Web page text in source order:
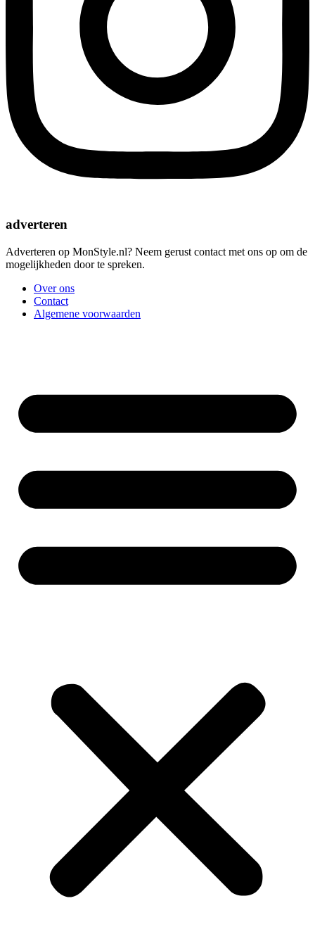
adverteren
Adverteren op MonStyle.nl? Neem gerust contact met ons op om de
mogelijkheden door te spreken.
Over ons
Contact
Algemene voorwaarden